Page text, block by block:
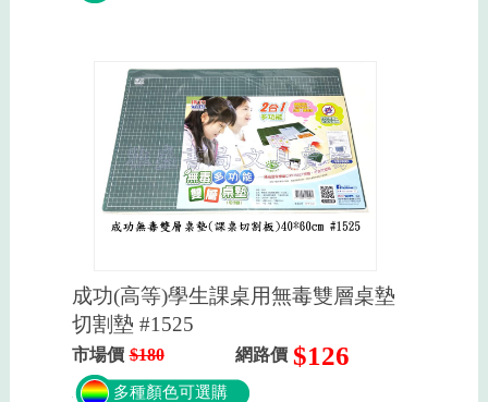
成功(高等)學生課桌用無毒雙層桌墊
切割墊 #1525
市場價 $180 網路價 $126
多種顏色可選購